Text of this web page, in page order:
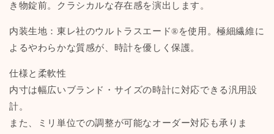
き物錠前。クラシカルな存在感を演出します。
内装生地：東レ社のウルトラスエード®を使用。極細繊維に
よるやわらかな質感が、時計を優しく保護。
仕様と柔軟性
内寸は幅広いブランド・サイズの時計に対応できる汎用設
計。
また、ミリ単位での調整が可能なオーダー対応も承りま